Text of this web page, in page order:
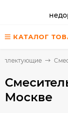
КАТАЛОГ
Москве